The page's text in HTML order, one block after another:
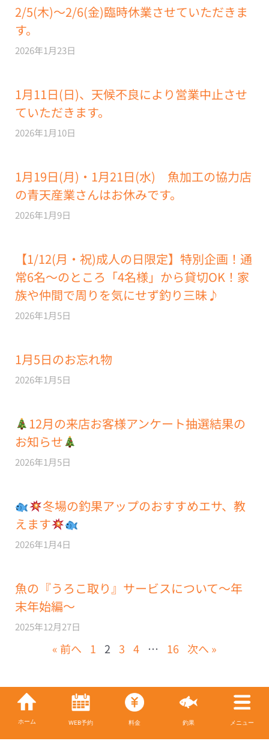
2/5(木)～2/6(金)臨時休業させていただきま
す。
2026年1月23日
1月11日(日)、天候不良により営業中止させ
ていただきます。
2026年1月10日
1月19日(月)・1月21日(水) 魚加工の協力店
の青天産業さんはお休みです。
2026年1月9日
【1/12(月・祝)成人の日限定】特別企画！通
常6名～のところ「4名様」から貸切OK！家
族や仲間で周りを気にせず釣り三昧♪
2026年1月5日
1月5日のお忘れ物
2026年1月5日
12月の来店お客様アンケート抽選結果の
お知らせ
2026年1月5日
冬場の釣果アップのおすすめエサ、教
えます
2026年1月4日
魚の『うろこ取り』サービスについて～年
末年始編～
2025年12月27日
« 前へ 1 2 3 4 … 16 次へ »
ホーム WEB予約 料金 釣果 メニュー